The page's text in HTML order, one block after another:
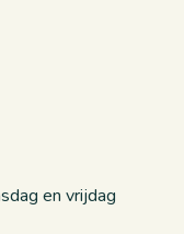
en vrijdag